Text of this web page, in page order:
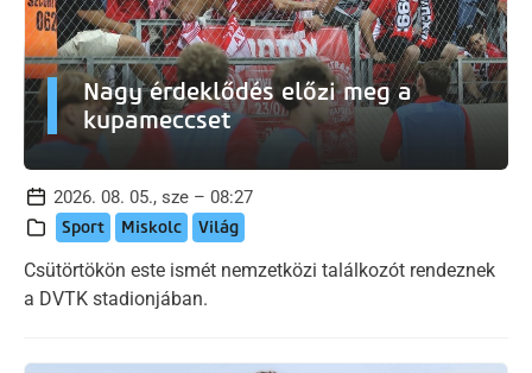
Nagy érdeklődés előzi meg a
kupameccset
2026. 08. 05., sze – 08:27
Sport Miskolc Világ
Csütörtökön este ismét nemzetközi találkozót rendeznek
a DVTK stadionjában.